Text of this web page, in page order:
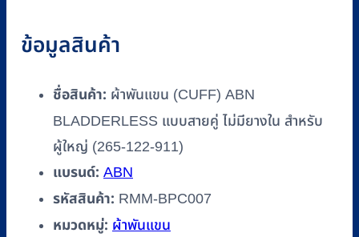
ไม่มี
ผู้ใหญ่
(265-
122-
911)
ชิ้น
ข้อมูลสินค้า
ชื่อสินค้า: ผ้าพันแขน (CUFF) ABN
BLADDERLESS แบบสายคู่ ไม่มียางใน สำหรับ
ผู้ใหญ่ (265-122-911)
แบรนด์: ABN
รหัสสินค้า: RMM-BPC007
หมวดหมู่: ผ้าพันแขน